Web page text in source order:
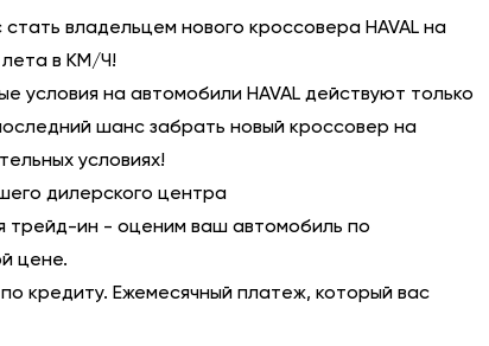
владельцем нового кроссовера HAVAL на
лета в КМ/Ч!
условия на автомобили HAVAL действуют только
шанс забрать новый кроссовер на
условиях!
дилерского центра
трейд-ин - оценим ваш автомобиль по
цене.
кредиту. Ежемесячный платеж, который вас